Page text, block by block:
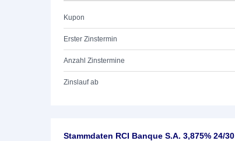
Kupon
Erster Zinstermin
Anzahl Zinstermine
Zinslauf ab
Stammdaten RCI Banque S.A. 3,875% 24/30